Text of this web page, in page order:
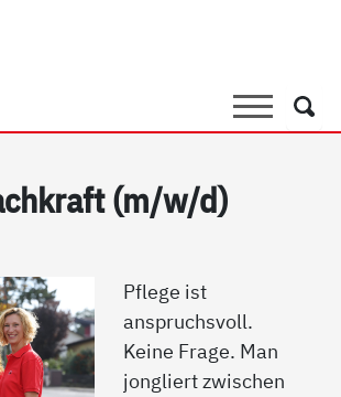
SucheSuche
(m/w/d)
Pflege ist
anspruchsvoll.
Keine Frage. Man
jongliert zwischen